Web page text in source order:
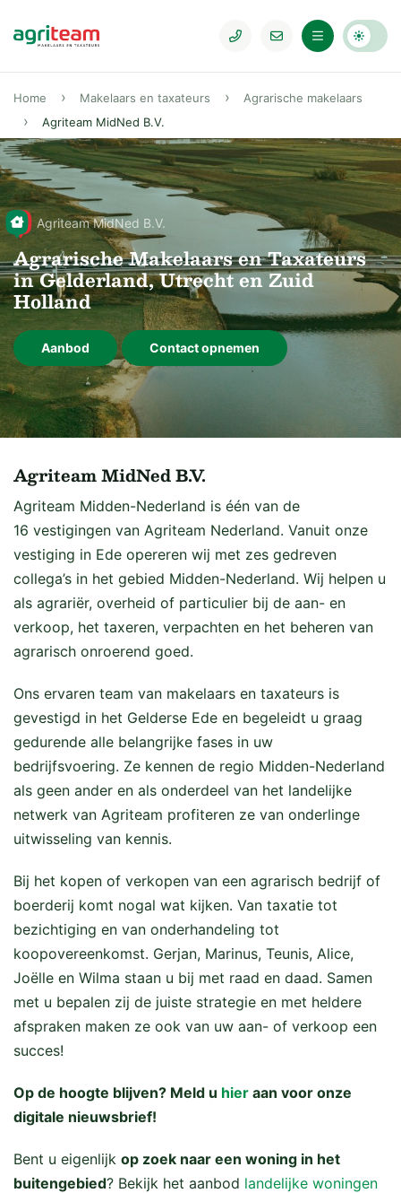
Home Makelaars en taxateurs
Agrarische makelaars
Agriteam MidNed B.V.
Agriteam MidNed B.V.
Agrarische Makelaars en Taxateurs
in Gelderland, Utrecht en Zuid
Holland
Aanbod Contact opnemen
Agriteam MidNed B.V.
Agriteam Midden-Nederland is één van de
16 vestigingen van Agriteam Nederland. Vanuit onze
vestiging in Ede opereren wij met zes gedreven
collega’s in het gebied Midden-Nederland. Wij helpen u
als agrariër, overheid of particulier bij de aan- en
verkoop, het taxeren, verpachten en het beheren van
agrarisch onroerend goed.
Ons ervaren team van makelaars en taxateurs is
gevestigd in het Gelderse Ede en begeleidt u graag
gedurende alle belangrijke fases in uw
bedrijfsvoering. Ze kennen de regio Midden-Nederland
als geen ander en als onderdeel van het landelijke
netwerk van Agriteam profiteren ze van onderlinge
uitwisseling van kennis.
Bij het kopen of verkopen van een agrarisch bedrijf of
boerderij komt nogal wat kijken. Van taxatie tot
bezichtiging en van onderhandeling tot
koopovereenkomst. Gerjan, Marinus, Teunis, Alice,
Joëlle en Wilma staan u bij met raad en daad. Samen
met u bepalen zij de juiste strategie en met heldere
afspraken maken ze ook van uw aan- of verkoop een
succes!
Op de hoogte blijven? Meld u hier aan voor onze
digitale nieuwsbrief!
Bent u eigenlijk op zoek naar een woning in het
buitengebied? Bekijk het aanbod landelijke woningen